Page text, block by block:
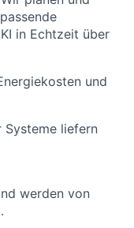
in Echtzeit über
und
Systeme liefern
werden von